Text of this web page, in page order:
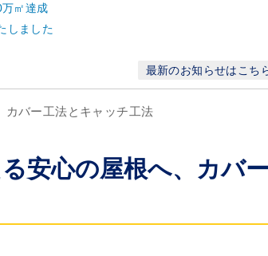
㎡達成
しました
最新のお知らせはこち
カバー工法とキャッチ工法
安心の屋根へ、カバ